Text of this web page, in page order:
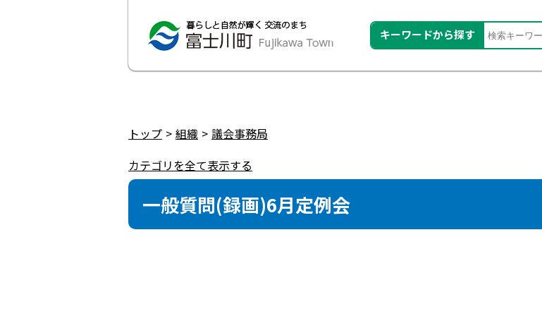
キーワードから探す
トップ 組織
議会事務局
カテゴリを全て表示する
一般質問(録画)6月定例会